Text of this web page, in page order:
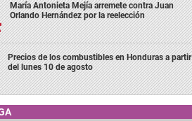
María Antonieta Mejía arremete contra Juan
Orlando Hernández por la reelección
Precios de los combustibles en Honduras a partir
del lunes 10 de agosto